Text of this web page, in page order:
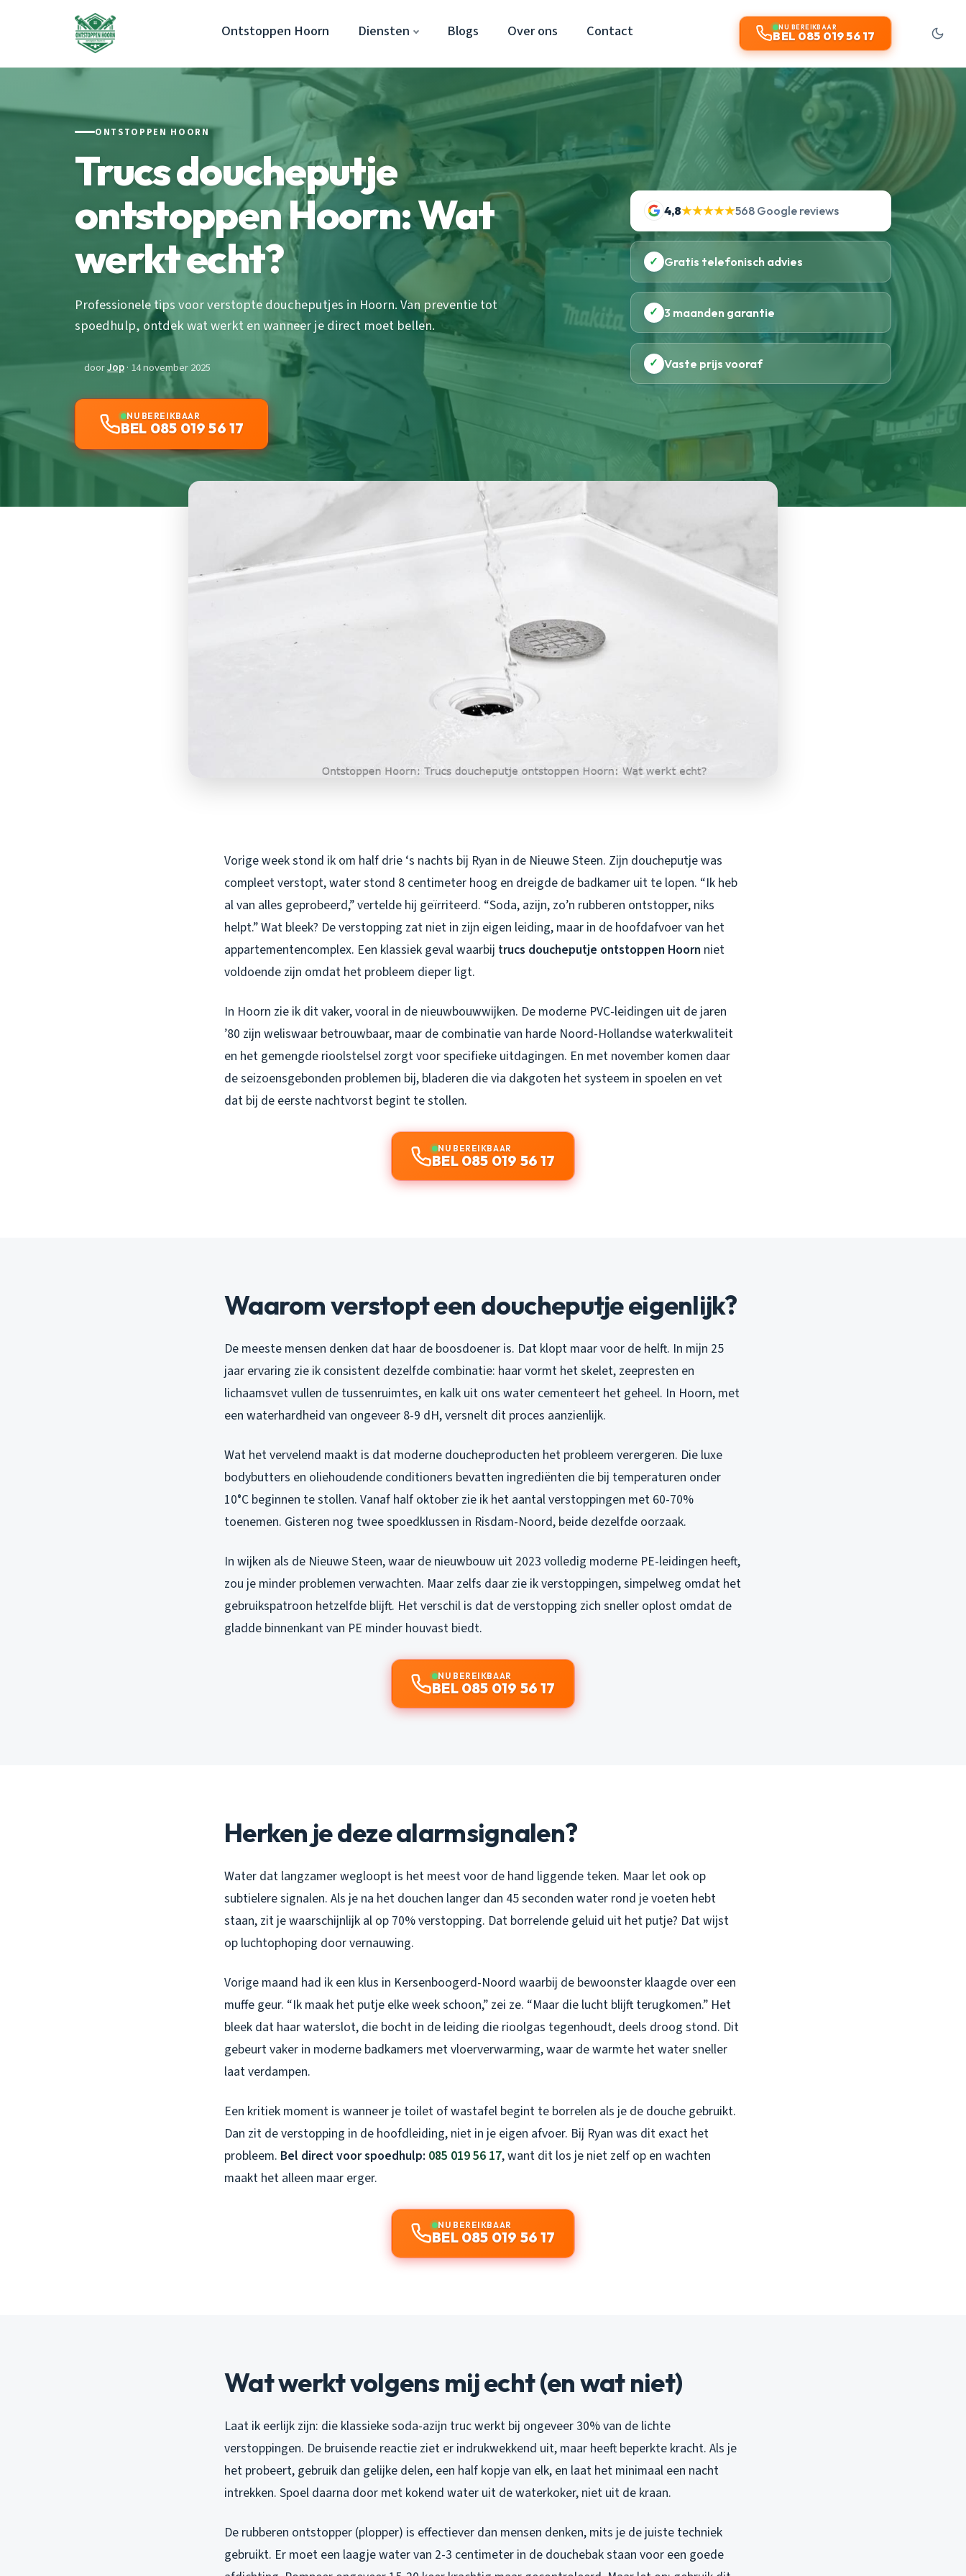
Ontstoppen Hoorn Diensten Blogs Over ons Contact NU BEREIKBAAR
BEL 085 019 56 17
ONTSTOPPEN HOORN
Trucs doucheputje
ontstoppen Hoorn: Wat
werkt echt?
Professionele tips voor verstopte doucheputjes in Hoorn. Van preventie tot
spoedhulp, ontdek wat werkt en wanneer je direct moet bellen.
doorJop· 14 november 2025
NU BEREIKBAAR
BEL 085 019 56 17
4,8★★★★★568 Google reviews
✓ Gratis telefonisch advies
✓ 3 maanden garantie
✓ Vaste prijs vooraf
Vorige week stond ik om half drie ‘s nachts bij Ryan in de Nieuwe Steen. Zijn doucheputje was
compleet verstopt, water stond 8 centimeter hoog en dreigde de badkamer uit te lopen. “Ik heb
al van alles geprobeerd,” vertelde hij geïrriteerd. “Soda, azijn, zo’n rubberen ontstopper, niks
helpt.” Wat bleek? De verstopping zat niet in zijn eigen leiding, maar in de hoofdafvoer van het
appartementencomplex. Een klassiek geval waarbij trucs doucheputje ontstoppen Hoorn niet
voldoende zijn omdat het probleem dieper ligt.
In Hoorn zie ik dit vaker, vooral in de nieuwbouwwijken. De moderne PVC-leidingen uit de jaren
’80 zijn weliswaar betrouwbaar, maar de combinatie van harde Noord-Hollandse waterkwaliteit
en het gemengde rioolstelsel zorgt voor specifieke uitdagingen. En met november komen daar
de seizoensgebonden problemen bij, bladeren die via dakgoten het systeem in spoelen en vet
dat bij de eerste nachtvorst begint te stollen.
NU BEREIKBAAR
BEL 085 019 56 17
Waarom verstopt een doucheputje eigenlijk?
De meeste mensen denken dat haar de boosdoener is. Dat klopt maar voor de helft. In mijn 25
jaar ervaring zie ik consistent dezelfde combinatie: haar vormt het skelet, zeepresten en
lichaamsvet vullen de tussenruimtes, en kalk uit ons water cementeert het geheel. In Hoorn, met
een waterhardheid van ongeveer 8-9 dH, versnelt dit proces aanzienlijk.
Wat het vervelend maakt is dat moderne doucheproducten het probleem verergeren. Die luxe
bodybutters en oliehoudende conditioners bevatten ingrediënten die bij temperaturen onder
10°C beginnen te stollen. Vanaf half oktober zie ik het aantal verstoppingen met 60-70%
toenemen. Gisteren nog twee spoedklussen in Risdam-Noord, beide dezelfde oorzaak.
In wijken als de Nieuwe Steen, waar de nieuwbouw uit 2023 volledig moderne PE-leidingen heeft,
zou je minder problemen verwachten. Maar zelfs daar zie ik verstoppingen, simpelweg omdat het
gebruikspatroon hetzelfde blijft. Het verschil is dat de verstopping zich sneller oplost omdat de
gladde binnenkant van PE minder houvast biedt.
NU BEREIKBAAR
BEL 085 019 56 17
Herken je deze alarmsignalen?
Water dat langzamer wegloopt is het meest voor de hand liggende teken. Maar let ook op
subtielere signalen. Als je na het douchen langer dan 45 seconden water rond je voeten hebt
staan, zit je waarschijnlijk al op 70% verstopping. Dat borrelende geluid uit het putje? Dat wijst
op luchtophoping door vernauwing.
Vorige maand had ik een klus in Kersenboogerd-Noord waarbij de bewoonster klaagde over een
muffe geur. “Ik maak het putje elke week schoon,” zei ze. “Maar die lucht blijft terugkomen.” Het
bleek dat haar waterslot, die bocht in de leiding die rioolgas tegenhoudt, deels droog stond. Dit
gebeurt vaker in moderne badkamers met vloerverwarming, waar de warmte het water sneller
laat verdampen.
Een kritiek moment is wanneer je toilet of wastafel begint te borrelen als je de douche gebruikt.
Dan zit de verstopping in de hoofdleiding, niet in je eigen afvoer. Bij Ryan was dit exact het
probleem. Bel direct voor spoedhulp: 085 019 56 17, want dit los je niet zelf op en wachten
maakt het alleen maar erger.
NU BEREIKBAAR
BEL 085 019 56 17
Wat werkt volgens mij echt (en wat niet)
Laat ik eerlijk zijn: die klassieke soda-azijn truc werkt bij ongeveer 30% van de lichte
verstoppingen. De bruisende reactie ziet er indrukwekkend uit, maar heeft beperkte kracht. Als je
het probeert, gebruik dan gelijke delen, een half kopje van elk, en laat het minimaal een nacht
intrekken. Spoel daarna door met kokend water uit de waterkoker, niet uit de kraan.
De rubberen ontstopper (plopper) is effectiever dan mensen denken, mits je de juiste techniek
gebruikt. Er moet een laagje water van 2-3 centimeter in de douchebak staan voor een goede